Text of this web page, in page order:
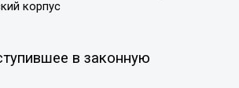
корпус
в законную